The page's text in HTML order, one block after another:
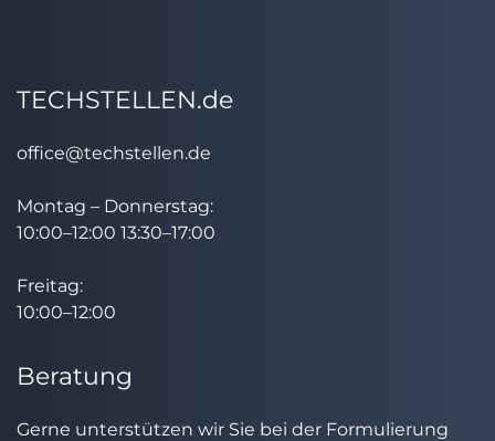
TECHSTELLEN.de
office@techstellen.de
Montag – Donnerstag:
10:00–12:00 13:30–17:00
Freitag:
10:00–12:00
Beratung
Gerne unterstützen wir Sie bei der Formulierung